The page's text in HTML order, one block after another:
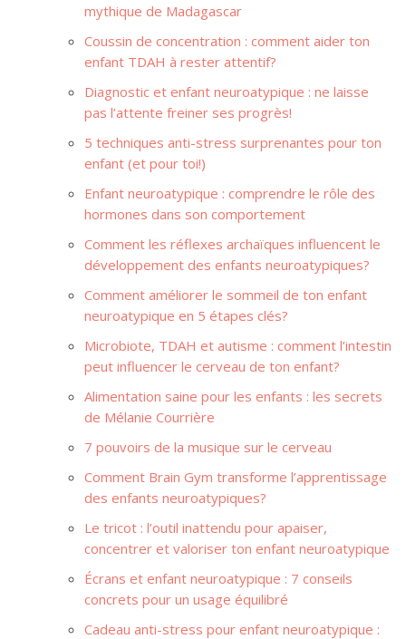
mythique de Madagascar
Coussin de concentration : comment aider ton
enfant TDAH à rester attentif?
Diagnostic et enfant neuroatypique : ne laisse
pas l’attente freiner ses progrès!
5 techniques anti-stress surprenantes pour ton
enfant (et pour toi!)
Enfant neuroatypique : comprendre le rôle des
hormones dans son comportement
Comment les réflexes archaïques influencent le
développement des enfants neuroatypiques?
Comment améliorer le sommeil de ton enfant
neuroatypique en 5 étapes clés?
Microbiote, TDAH et autisme : comment l’intestin
peut influencer le cerveau de ton enfant?
Alimentation saine pour les enfants : les secrets
de Mélanie Courrière
7 pouvoirs de la musique sur le cerveau
Comment Brain Gym transforme l’apprentissage
des enfants neuroatypiques?
Le tricot : l’outil inattendu pour apaiser,
concentrer et valoriser ton enfant neuroatypique
Écrans et enfant neuroatypique : 7 conseils
concrets pour un usage équilibré
Cadeau anti-stress pour enfant neuroatypique :